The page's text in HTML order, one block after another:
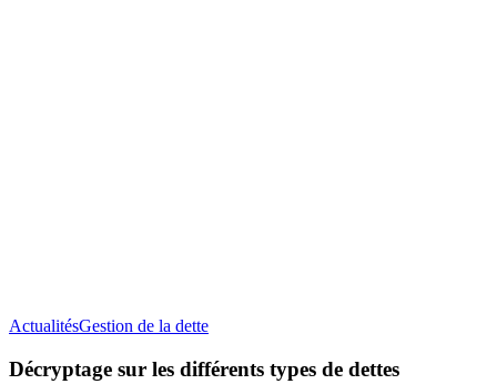
ActualitésGestion de la detteDécryptage
les
Décryptage sur les différents types de dettes